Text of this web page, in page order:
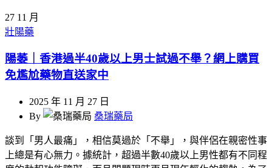
27 11 月
壯陽藥
陽萎｜香港過半40歲以上男士試過不舉？網上購買
免尷尬藥物直送家中
2025 年 11 月 27 日
By
桑瑞藥局
談到「男人最痛」，相信莫過於「不舉」，與伴侶在親密性事
上總是有心無力。據統計，超過半數40歲以上男性都有不同程